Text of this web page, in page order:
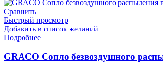
Сравнить
Быстрый просмотр
Добавить в список желаний
Подробнее
GRACO Сопло безвоздушного